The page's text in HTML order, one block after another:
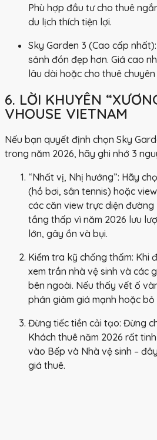
Phù hợp đầu tư cho thuê
du lịch thích tiện lợi.
Sky Garden 3 (Cao cấp nhất):
sảnh đón đẹp hơn. Giá cao
lâu dài hoặc cho thuê
6. LỜI KHUYÊN
VHOUSE VIETNAM
Nếu bạn quyết định chọn Sky
trong năm 2026, hãy ghi nhớ 3
“Nhất vị, Nhị hướng”: Hãy
(hồ bơi, sân tennis) hoặc
các căn view trực diện đường
tầng thấp vì năm 2026 lưu
lớn, gây ồn và bụi.
Kiểm tra kỹ chống thấm: Khi
xem trần nhà vệ sinh và các
bên ngoài. Nếu thấy vết ố
phán giảm giá mạnh hoặc bỏ
Đừng tiếc tiền cải tạo: Đừng
Khách thuê năm 2026 rất
vào Bếp và Nhà vệ sinh –
giá thuê.